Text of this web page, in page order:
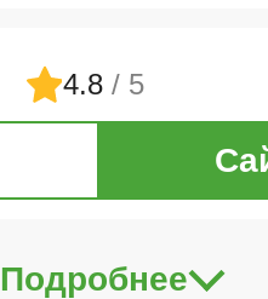
4.8 / 5
Подробнее